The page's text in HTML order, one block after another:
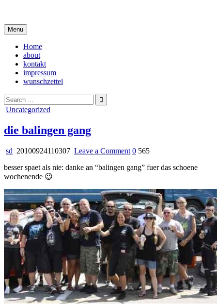
content
Menu
Home
about
kontakt
impressum
wunschzettel
Search
for:
Posted
Uncategorized
die balingen gang
sd 20100924110307 Leave a Commenton
balingen
0 565
besser spaet als nie: danke an “balingen gang” fuer das schoene
wochenende 😉